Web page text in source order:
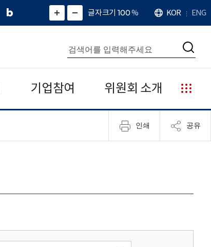
네
그
)
화
면
면
소
확
대
치
글자크기 100%
언
어
KOR ENG
통
합
검
색
검
기업참여 위원회 소개
누
리
집
안
인쇄 공유